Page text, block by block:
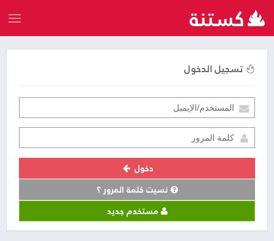
تسجيل الدخول
دخول
نسيت كلمة المرور ؟
مستخدم جديد